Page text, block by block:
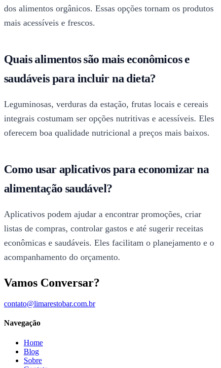
dos alimentos orgânicos. Essas opções tornam os produtos
mais acessíveis e frescos.
Quais alimentos são mais econômicos e
saudáveis para incluir na dieta?
Leguminosas, verduras da estação, frutas locais e cereais
integrais costumam ser opções nutritivas e acessíveis. Eles
oferecem boa qualidade nutricional a preços mais baixos.
Como usar aplicativos para economizar na
alimentação saudável?
Aplicativos podem ajudar a encontrar promoções, criar
listas de compras, controlar gastos e até sugerir receitas
econômicas e saudáveis. Eles facilitam o planejamento e o
acompanhamento do orçamento.
Vamos Conversar?
contato@limarestobar.com.br
Navegação
Home
Blog
Sobre